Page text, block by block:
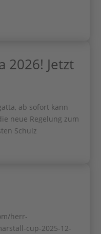
2026! Jetzt
ab sofort kann
neue Regelung zum
Schulz
herr-
cup-2025-12-